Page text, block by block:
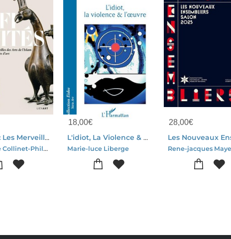
Affinites : Les Merveilles Des Arts De L'islam Aux Objets D'art
Annabelle Collinet-Philippe Malgouyres
18,00€
L'idiot, La Violence & L'oeuvre
Marie-luce Liberge
28,00€